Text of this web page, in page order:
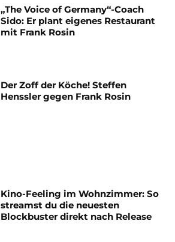
„The Voice of Germany“-Coach
Sido: Er plant eigenes Restaurant
mit Frank Rosin
Der Zoff der Köche! Steffen
Henssler gegen Frank Rosin
Kino-Feeling im Wohnzimmer: So
streamst du die neuesten
Blockbuster direkt nach Release